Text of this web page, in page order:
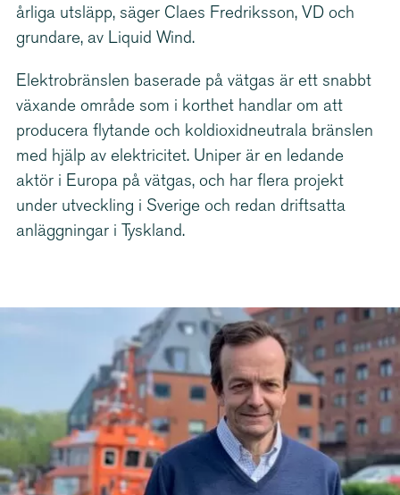
årliga utsläpp, säger Claes Fredriksson, VD och
grundare, av Liquid Wind.
Elektro­bränslen baserade på vätgas är ett snabbt
växande område som i korthet handlar om att
producera flytande och koldi­ox­id­ne­utrala bränslen
med hjälp av elektricitet. Uniper är en ledande
aktör i Europa på vätgas, och har flera projekt
under utveckling i Sverige och redan driftsatta
anläggningar i Tyskland.